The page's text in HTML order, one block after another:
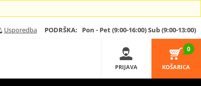
Usporedba PODRŠKA: Pon - Pet (9:00-16:00)Sub (9:00-13:00)
PRIJAVA
0
KOŠARICA